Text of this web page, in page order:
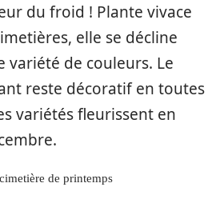
du froid ! Plante vivace
elle se décline
variété de couleurs. Le
reste décoratif en toutes
variétés fleurissent en
de printemps